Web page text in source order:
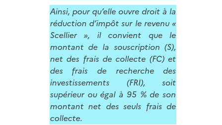
Ainsi, pour qu’elle ouvre droit à la
réduction d’impôt sur le revenu «
Scellier », il convient que le
montant de la souscription (S),
net des frais de collecte (FC) et
des frais de recherche des
investissements (FRI), soit
supérieur ou égal à 95 % de son
montant net des seuls frais de
collecte.